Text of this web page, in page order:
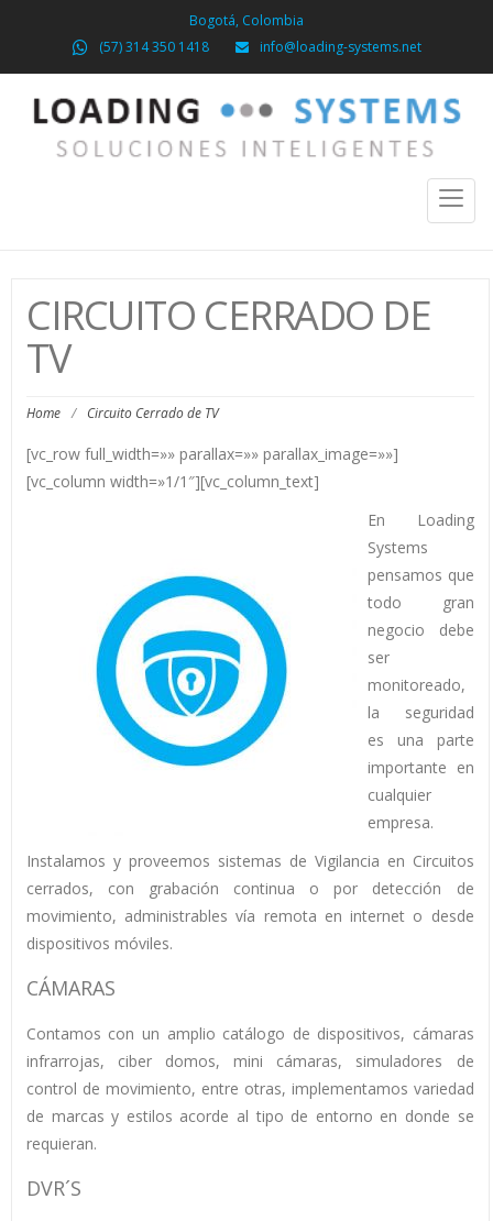
Bogotá, Colombia
(57) 314 350 1418
info@loading-systems.net
Toggle
CIRCUITO CERRADO DE
TV
Home / Circuito Cerrado de TV
[vc_row full_width=»» parallax=»» parallax_image=»»]
[vc_column width=»1/1″][vc_column_text]
En Loading
Systems
pensamos que
todo gran
negocio debe
ser
monitoreado,
la seguridad
es una parte
importante en
cualquier
empresa.
Instalamos y proveemos sistemas de Vigilancia en Circuitos
cerrados, con grabación continua o por detección de
movimiento, administrables vía remota en internet o desde
dispositivos móviles.
CÁMARAS
Contamos con un amplio catálogo de dispositivos, cámaras
infrarrojas, ciber domos, mini cámaras, simuladores de
control de movimiento, entre otras, implementamos variedad
de marcas y estilos acorde al tipo de entorno en donde se
requieran.
DVR´S